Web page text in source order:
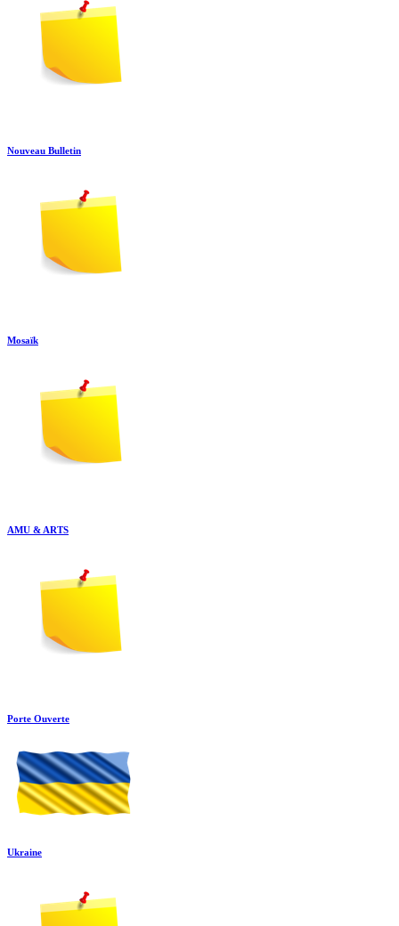
Nouveau Bulletin
Mosaïk
AMU & ARTS
Porte Ouverte
Ukraine